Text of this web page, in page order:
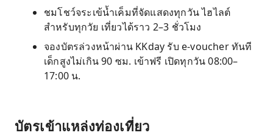
ชมโชว์จระเข้น้ำเค็มที่จัดแสดงทุกวัน ไฮไลต์
สำหรับทุกวัย เที่ยวได้ราว 2–3 ชั่วโมง
จองบัตรล่วงหน้าผ่าน KKday รับ e-voucher ทันที
เด็กสูงไม่เกิน 90 ซม. เข้าฟรี เปิดทุกวัน 08:00–
17:00 น.
บัตรเข้าแหล่งท่องเที่ยว